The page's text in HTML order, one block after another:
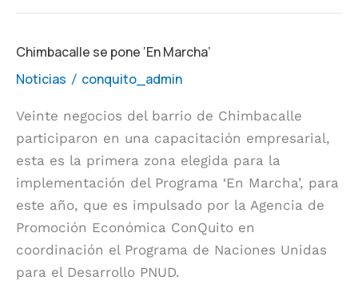
Chimbacalle se pone ‘En Marcha’
Noticias / conquito_admin
Veinte negocios del barrio de Chimbacalle
participaron en una capacitación empresarial,
esta es la primera zona elegida para la
implementación del Programa ‘En Marcha’, para
este año, que es impulsado por la Agencia de
Promoción Económica ConQuito en
coordinación el Programa de Naciones Unidas
para el Desarrollo PNUD.
Chimbacalle
se
‘En
Marcha’